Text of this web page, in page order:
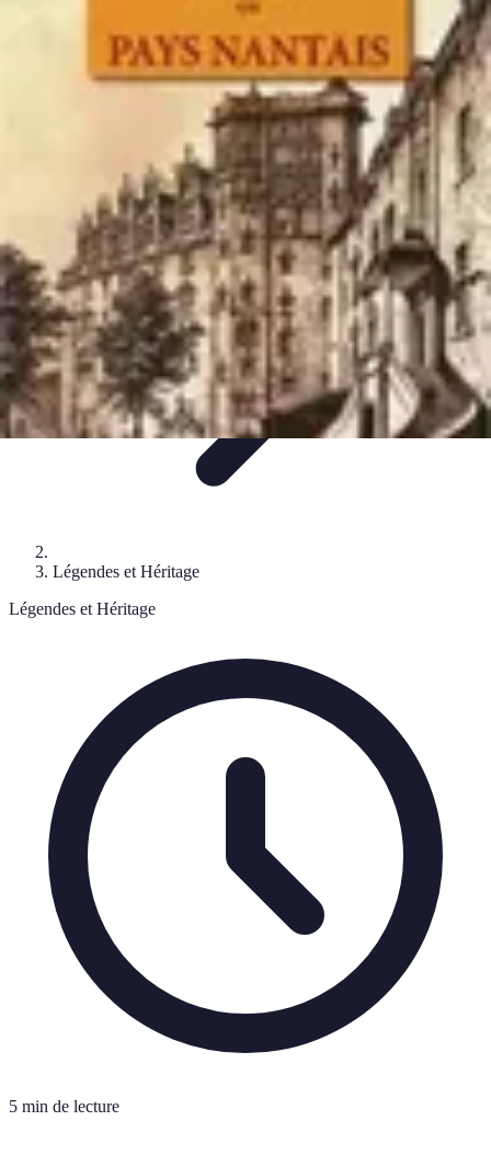
Histoires et RécitsLégendes et HéritageHéritage des
ActualitésDesign
Légendes et Héritage
Légendes et Héritage
5 min de lecture